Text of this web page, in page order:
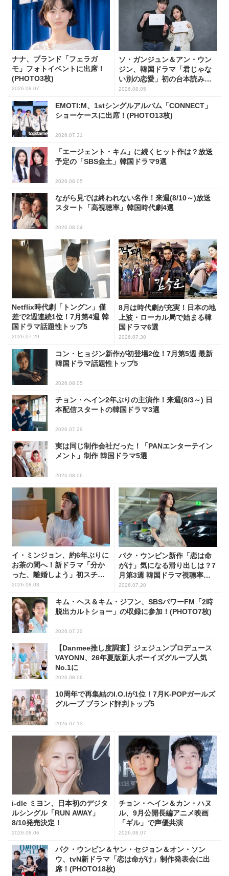
ナナ、ブランド「フェラガ
モ」フォトイベントに出席！
(PHOTO3枚)
2026.08.07
ソ・ガンジュン＆アン・ウン
ジン、韓国ドラマ「君じゃな
い別の恋愛」初の台本読み合
わせで抜群のケミ
2026.08.05
EMOTI:M、1stシングルアルバム「CONNECT」
ショーケースに出席！(PHOTO13枚)
2026.07.31
「エージェント・キム」に続くヒット作は？放送
予定の「SBS金土」韓国ドラマ9選
2026.08.05
ながら見では終われない名作！来週(8/10～)放送
スタート「高視聴率」韓国時代劇4選
2026.08.04
Netflix時代劇「トングン」僅
差で2週連続1位！7月第4週 韓
国ドラマ話題性トップ5
2026.07.29
8月は時代劇が充実！日本の地
上波・ローカル局で始まる韓
国ドラマ6選
2026.07.30
コン・ヒョジン新作が初登場2位！7月第5週 最新
韓国ドラマ話題性トップ5
2026.08.05
チョン・へイン2年ぶりの主演作！来週(8/3～) 日
本配信スタートの韓国ドラマ3選
2026.07.29
実は同じ制作会社だった！「PANエンターテイン
メント」制作 韓国ドラマ5選
2026.08.06
イ・ミンジョン、約6年ぶりに
お茶の間へ！新ドラマ「分か
った、離婚しよう」初スチー
ル公開
2026.08.03
パク・ウンビン新作「恋は命
がけ」気になる滑り出しは？7
月第3週 韓国ドラマ視聴率ラ
ンキング
2026.07.20
キム・ヘス＆キム・ジフン、SBSパワーFM「2時
脱出カルトショー」の収録に参加！(PHOTO7枚)
2026.07.30
【Danmee推し度調査】ジェジュンプロデュース
VAYONN、26年夏版新人ボーイズグループ人気
No.1に
2026.08.06
10周年で再集結のI.O.Iが1位！7月K-POPガールズ
グループ ブランド評判トップ5
2026.07.13
i-dle ミヨン、日本初のデジタ
ルシングル「RUN AWAY」
8/10発売決定！
2026.08.06
チョン・ヘイン＆カン・ハヌ
ル、9月公開長編アニメ映画
「ギル」で声優共演
2026.08.07
パク・ウンビン＆ヤン・セジョン＆オン・ソン
ウ、tvN新ドラマ「恋は命がけ」制作発表会に出
席！(PHOTO18枚)